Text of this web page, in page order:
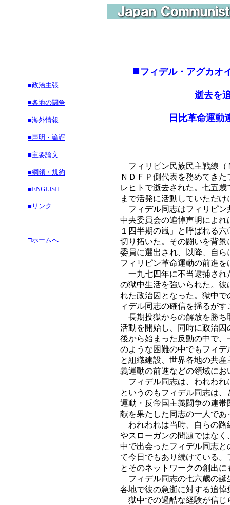
■政治主張
■各地の闘争
■海外情報
■声明・論評
■主要論文
■綱領・規約
■ENGLISH
■リンク
□ホームへ
■ フィデル・アグカオ
逝去を追悼
日比革命運動連
フィリピン民族民主戦線（
ＮＤＦＰ側代表を務めてき
レヒトで逝去された。七五
まで活発に活動していただ
フィデル同志はフィリピン
中央委員会の追悼声明によ
１四半期の嵐」と呼ばれる
切り拓いた。その闘いを背
委員に選出され、以降、自
フィリピン革命運動の前進を
一九七四年に不当逮捕され
の獄中生活を強いられた。
れた政治囚となった。獄中
ィデル同志の確信を揺るが
長期投獄からの解放を勝ち
活動を開始し、同時に政治
後から始まった反動の中で
のような困難の中でもフィ
と組織建設、世界各地の共
義運動の前進などの領域に
フィデル同志は、われわれ
というのもフィデル同志は
運動・反帝国主義闘争の連
献を果たした同志の一人であ
われわれは当時、自らの路
やスローガンの問題ではな
中で出会ったフィデル同志
て今日でもあり続けている
とそのネットワークの創出
フィデル同志の七六歳の誕
各地で彼の急逝に対する追
獄中での過酷な経験が信じ